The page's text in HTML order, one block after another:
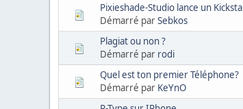
Pixieshade-Studio lance un
Démarré parSebkos
Plagiat ou non ?
Démarré par rodi
Quel est ton premier Téléphone?
Démarré par KeYnO